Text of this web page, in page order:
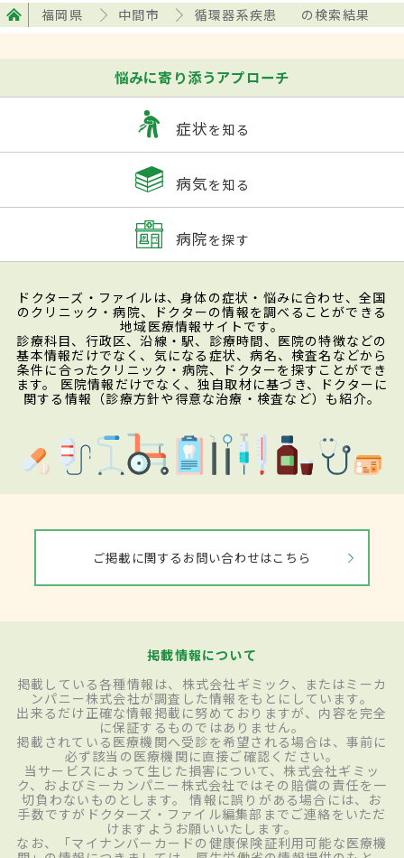
福岡県 中間市 循環器系疾患 の検索結果
悩みに寄り添うアプローチ
症状を知る
病気を知る
病院を探す
ドクターズ・ファイルは、身体の症状・悩みに合わせ、全国
のクリニック・病院、ドクターの情報を調べることができる
地域医療情報サイトです。
診療科目、行政区、沿線・駅、診療時間、医院の特徴などの
基本情報だけでなく、気になる症状、病名、検査名などから
条件に合ったクリニック・病院、ドクターを探すことができ
ます。 医院情報だけでなく、独自取材に基づき、ドクターに
関する情報（診療方針や得意な治療・検査など）も紹介。
ご掲載に関するお問い合わせはこちら
掲載情報について
掲載している各種情報は、株式会社ギミック、またはミーカ
ンパニー株式会社が調査した情報をもとにしています。
出来るだけ正確な情報掲載に努めておりますが、内容を完全
に保証するものではありません。
掲載されている医療機関へ受診を希望される場合は、事前に
必ず該当の医療機関に直接ご確認ください。
当サービスによって生じた損害について、株式会社ギミッ
ク、およびミーカンパニー株式会社ではその賠償の責任を一
切負わないものとします。 情報に誤りがある場合には、お
手数ですがドクターズ・ファイル編集部までご連絡をいただ
けますようお願いいたします。
なお、「マイナンバーカードの健康保険証利用可能な医療機